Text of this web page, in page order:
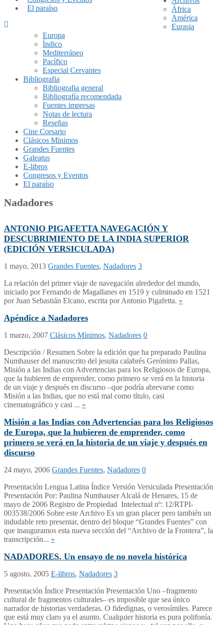
El paraíso
África
América
Eurasia
Europa
Índico
Mediterráneo
Pacífico
Especial Cervantes
Bibliografia
Bibliografia general
Bibliografía recomendada
Fuentes impresas
Notas de lectura
Reseñas
Cine Corsario
Clásicos Mínimos
Grandes Fuentes
Galeatus
E-libros
Congresos y Eventos
El paraíso
Nadadores
ANTONIO PIGAFETTA NAVEGACIÓN Y
DESCUBRIMIENTO DE LA INDIA SUPERIOR
(EDICIÓN VERSICULADA)
1 mayo, 2013 Grandes Fuentes, Nadadores 3
La relación del primer viaje de navegación alrededor del mundo,
iniciado por Fernando de Magallanes en 1519 y culminado en 1521
por Juan Sebastián Elcano, escrita por Antonio Pigafetta. »
Apéndice a Nadadores
1 marzo, 2007 Clásicos Mínimos, Nadadores 0
Descripción / Resumen Sobre la edición que ha preparado Paulina
Numhauser del manuscrito del jesuita calabrés Gerónimo Pallas,
Misión a las Indias con Advertencias para los Religiosos de Europa,
que la hubieren de emprender, como primero se verá en la historia
de un viaje y después en discurso –que podría abrevarse como
Misión a las Indias, que no está mal como título, casi
cinematográfico y casi ... »
Misión a las Indias con Advertencias para los Religiosos
de Europa, que la hubieren de emprender, como
primero se verá en la historia de un viaje y después en
discurso
24 mayo, 2006 Grandes Fuentes, Nadadores 0
Presentación Lengua Latina Índice Versión Versiculada Presentación
Presentación Por: Paulina Numhauser Alcalá de Henares, 15 de
mayo de 2006 Registro de Propiedad Intelectual nº: 12/RTPI-
003538/2006 Sobre este Archivo Es un gran placer pero también un
indudable reto presentar, dentro del bloque “Grandes Fuentes” con
que inauguramos esta nueva sección del “Archivo de la Frontera”, la
transcripción... »
NADADORES. Un ensayo de no novela histórica
5 agosto, 2005 E-libros, Nadadores 3
Presentación Índice Presentación Presentación Uno –fragmento
cultural de fragmentos culturales– es imposible que sea único
narrador de historias verdaderas. O fidedignas, o verosímiles. Parece
que está muy claro ya el asunto. Cualquier historia es pura polifonía.